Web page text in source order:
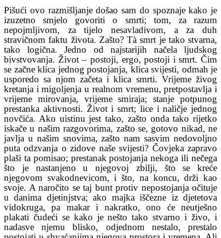
Pišući ovo razmišljanje došao sam do spoznaje kako je
izuzetno smjelo govoriti o smrti; tom, za razum
nepojmljivom, za tijelo nesavladivom, a za duh
stravičnom faktu života. Zašto? Tà smrt je tako stvarna,
tako logična. Jedno od najstarijih načela ljudskog
bivstvovanja. Život – postoji, ergo, postoji i smrt. Čim
se začne klica jednog postojanja, klica svijesti, odmah je
usporedo sa njom začeta i klica smrti. Vrijeme živog
kretanja i migoljenja u realnom vremenu, pretpostavlja i
vrijeme mirovanja, vrijeme smiraja; stanje potpunog
prestanka aktivnosti. Život i smrt; lice i naličje jednog
novčića. Ako uistinu jest tako, zašto onda tako rijetko
iskače u našim razgovorima, zašto se, gotovo nikad, ne
javlja u našim snovima, zašto nam sasvim nedovoljno
puta odzvanja o zidove naše svijesti? Čovjeka zapravo
plaši ta pomisao; prestanak postojanja nekoga ili nečega
što je nastanjeno u njegovoj zbilji, što se kreće
njegovom svakodnevicom, i što, na koncu, drži kao
svoje. A naročito se taj bunt protiv nepostojanja očituje
u danima djetinjstva; ako majka iščezne iz djetetova
vidokruga, pa makar i nakratko, ono će neutješno
plakati čudeći se kako je nešto tako stvarno i živo, i
nadasve njemu blisko, odjednom nestalo, prestalo